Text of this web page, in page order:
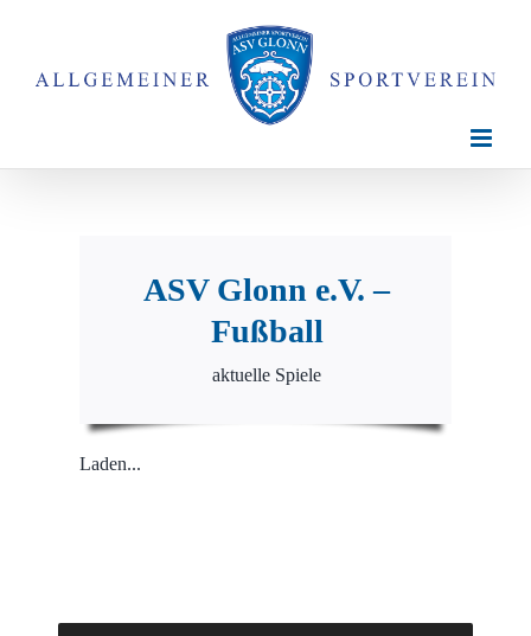
springen
ASV Glonn e.V. –
Fußball
aktuelle Spiele
Laden...